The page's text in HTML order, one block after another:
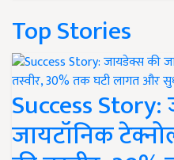
Top Stories
Success
जायटॉनिक